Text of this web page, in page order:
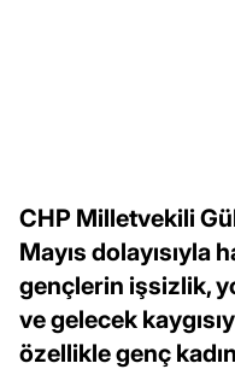
CHP Milletvekili
Mayıs dolayısıyla
gençlerin işsizlik,
ve gelecek
özellikle genç